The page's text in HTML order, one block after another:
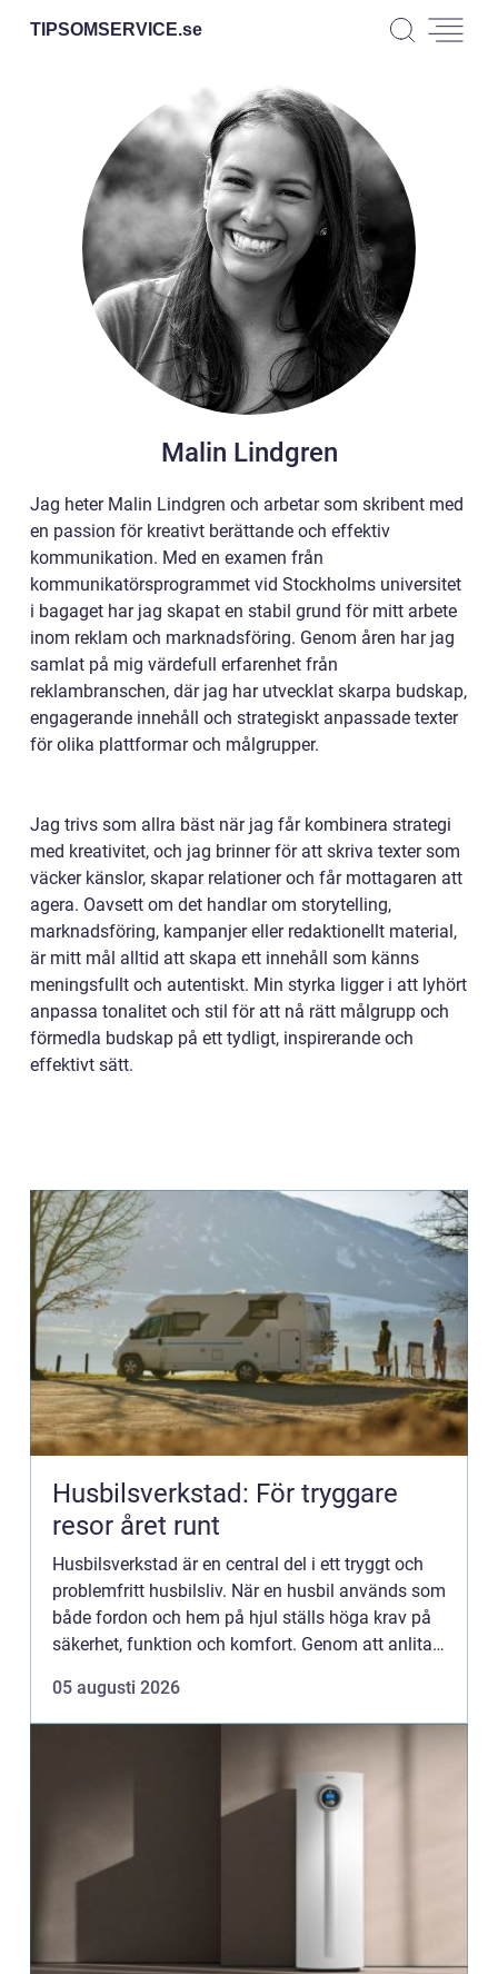
TIPSOMSERVICE.se
Malin Lindgren
Jag heter Malin Lindgren och arbetar som skribent med
en passion för kreativt berättande och effektiv
kommunikation. Med en examen från
kommunikatörsprogrammet vid Stockholms universitet
i bagaget har jag skapat en stabil grund för mitt arbete
inom reklam och marknadsföring. Genom åren har jag
samlat på mig värdefull erfarenhet från
reklambranschen, där jag har utvecklat skarpa budskap,
engagerande innehåll och strategiskt anpassade texter
för olika plattformar och målgrupper.
Jag trivs som allra bäst när jag får kombinera strategi
med kreativitet, och jag brinner för att skriva texter som
väcker känslor, skapar relationer och får mottagaren att
agera. Oavsett om det handlar om storytelling,
marknadsföring, kampanjer eller redaktionellt material,
är mitt mål alltid att skapa ett innehåll som känns
meningsfullt och autentiskt. Min styrka ligger i att lyhört
anpassa tonalitet och stil för att nå rätt målgrupp och
förmedla budskap på ett tydligt, inspirerande och
effektivt sätt.
Husbilsverkstad: För tryggare
resor året runt
Husbilsverkstad är en central del i ett tryggt och
problemfritt husbilsliv. När en husbil används som
både fordon och hem på hjul ställs höga krav på
säkerhet, funktion och komfort. Genom att anlita
05 augusti 2026